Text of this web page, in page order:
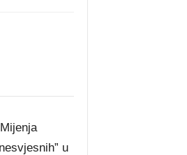
u